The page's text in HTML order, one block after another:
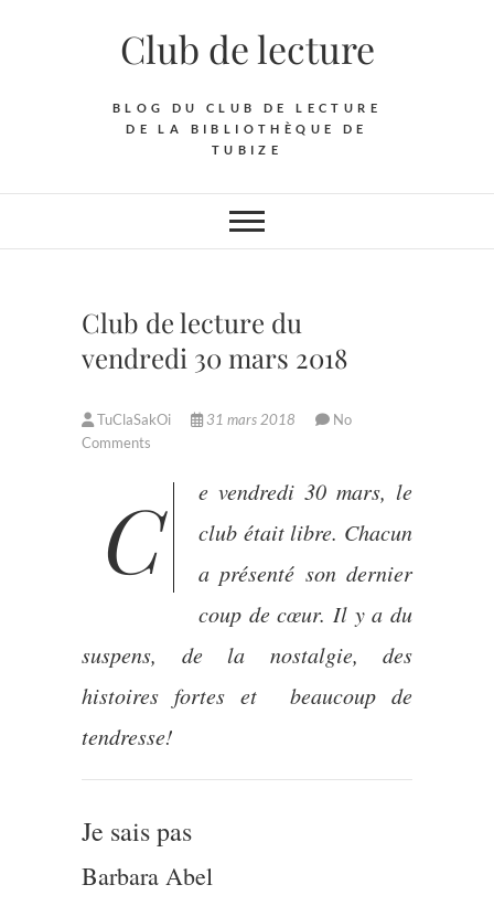
Club de lecture
BLOG DU CLUB DE LECTURE
DE LA BIBLIOTHÈQUE DE
TUBIZE
Club de lecture du
vendredi 30 mars 2018
TuClaSakOi 31 mars 2018
No
Comments
Ce vendredi 30 mars, le
club était libre. Chacun
a présenté son dernier
coup de cœur. Il y a du
suspens, de la nostalgie, des
histoires fortes et beaucoup de
tendresse!
Je sais pas
Barbara Abel